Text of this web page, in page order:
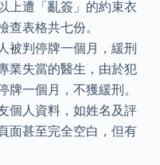
上遭「亂簽」的約束衣
表格共七份。
被判停牌一個月，緩刑
業失當的醫生，由於犯
一個月，不獲緩刑。
個人資料，如姓名及評
面甚至完全空白，但有